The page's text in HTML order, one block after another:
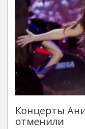
Концерты
отменили